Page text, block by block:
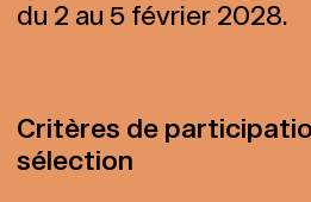
du 2 au 5 février 2028.
Critères de
sélection